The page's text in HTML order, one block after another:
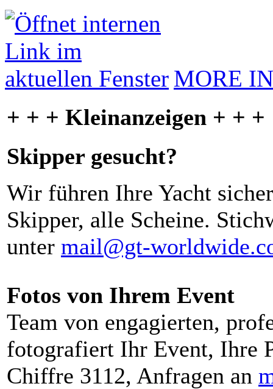
MORE
+ + + Kleinanzeigen + + +
Skipper gesucht?
Wir führen Ihre Yacht
Skipper, alle Scheine.
unter mail@gt-
Fotos von Ihrem Event
Team von engagierten,
fotografiert Ihr Event, Ihre
Chiffre 3112, Anfragen an